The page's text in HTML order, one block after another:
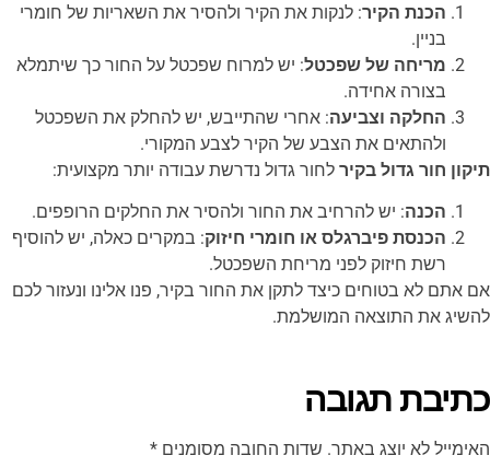
הכנת הקיר: לנקות את הקיר ולהסיר את השאריות של חומרי
בניין.
מריחה של שפכטל: יש למרוח שפכטל על החור כך שיתמלא
בצורה אחידה.
החלקה וצביעה: אחרי שהתייבש, יש להחלק את השפכטל
ולהתאים את הצבע של הקיר לצבע המקורי.
תיקון חור גדול בקיר לחור גדול נדרשת עבודה יותר מקצועית:
הכנה: יש להרחיב את החור ולהסיר את החלקים הרופפים.
הכנסת פיברגלס או חומרי חיזוק: במקרים כאלה, יש להוסיף
רשת חיזוק לפני מריחת השפכטל.
אם אתם לא בטוחים כיצד לתקן את החור בקיר, פנו אלינו ונעזור לכם
להשיג את התוצאה המושלמת.
כתיבת תגובה
האימייל לא יוצג באתר. שדות החובה מסומנים *